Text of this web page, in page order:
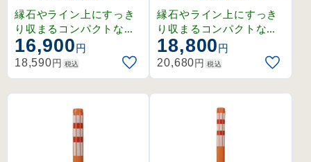
E(130×220mmベース
) 高さ400mm (37306
1)
縁石やライン上にすっき
り収まるコンパクトな角
台座タイプ。耐久性に優
れたレール状リブ構造と
高輝度反射シートで安全
16,900円
18,590円 税込
E(130×220mmベース
) 高さ650mm (37306
2)
縁石やライン上にすっき
り収まるコンパクトな角
台座タイプ。耐久性に優
れたレール状リブ構造と
高輝度反射シートで安全
18,800円
20,680円 税込